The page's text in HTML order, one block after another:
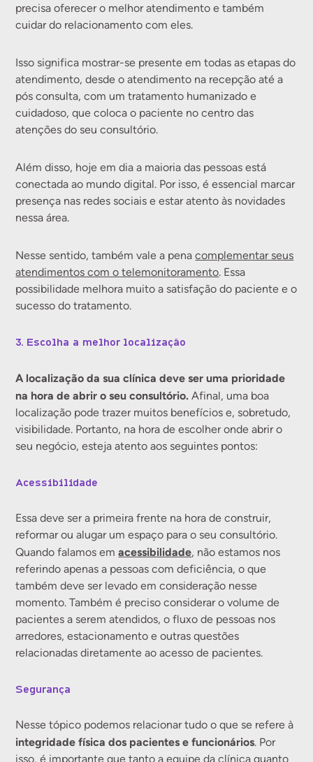
precisa oferecer o melhor atendimento e também
cuidar do relacionamento com eles.
Isso significa mostrar-se presente em todas as etapas do
atendimento, desde o atendimento na recepção até a
pós consulta, com um tratamento humanizado e
cuidadoso, que coloca o paciente no centro das
atenções do seu consultório.
Além disso, hoje em dia a maioria das pessoas está
conectada ao mundo digital. Por isso, é essencial marcar
presença nas redes sociais e estar atento às novidades
nessa área.
Nesse sentido, também vale a penacomplementar seus
atendimentos com o telemonitoramento. Essa
possibilidade melhora muito a satisfação do paciente e o
sucesso do tratamento.
3. Escolha a melhor localização
A localização da sua clínica deve ser uma prioridade
na hora de abrir o seu consultório. Afinal, uma boa
localização pode trazer muitos benefícios e, sobretudo,
visibilidade. Portanto, na hora de escolher onde abrir o
seu negócio, esteja atento aos seguintes pontos:
Acessibilidade
Essa deve ser a primeira frente na hora de construir,
reformar ou alugar um espaço para o seu consultório.
Quando falamos emacessibilidade, não estamos nos
referindo apenas a pessoas com deficiência, o que
também deve ser levado em consideração nesse
momento. Também é preciso considerar o volume de
pacientes a serem atendidos, o fluxo de pessoas nos
arredores, estacionamento e outras questões
relacionadas diretamente ao acesso de pacientes.
Segurança
Nesse tópico podemos relacionar tudo o que se refere à
integridade física dos pacientes e funcionários. Por
isso, é importante que tanto a equipe da clínica quanto